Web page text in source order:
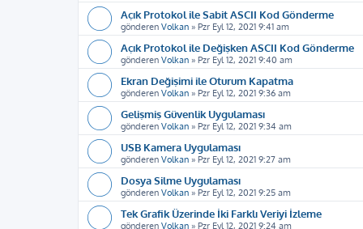
Açık Protokol ile Sabit ASCII Kod Gönderme
gönderen Volkan » Pzr Eyl 12, 2021 9:41 am
Açık Protokol ile Değişken ASCII Kod Gönderme
gönderen Volkan » Pzr Eyl 12, 2021 9:40 am
Ekran Değişimi ile Oturum Kapatma
gönderen Volkan » Pzr Eyl 12, 2021 9:36 am
Gelişmiş Güvenlik Uygulaması
gönderen Volkan » Pzr Eyl 12, 2021 9:34 am
USB Kamera Uygulaması
gönderen Volkan » Pzr Eyl 12, 2021 9:27 am
Dosya Silme Uygulaması
gönderen Volkan » Pzr Eyl 12, 2021 9:25 am
Tek Grafik Üzerinde İki Farklı Veriyi İzleme
gönderen Volkan » Pzr Eyl 12, 2021 9:24 am